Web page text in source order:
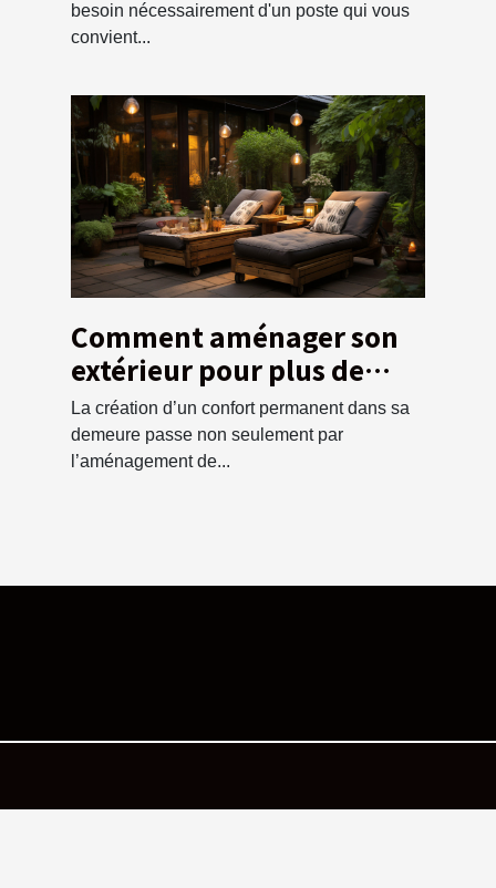
besoin nécessairement d'un poste qui vous
convient...
Comment aménager son
extérieur pour plus de
confort
La création d’un confort permanent dans sa
demeure passe non seulement par
l’aménagement de...